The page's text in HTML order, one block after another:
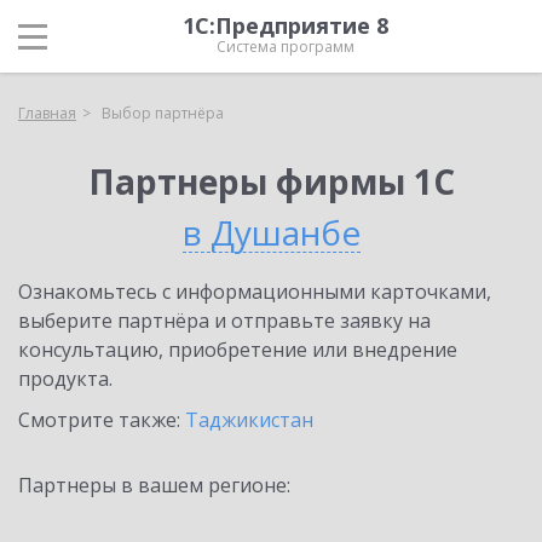
1С:Предприятие 8
Система программ
Главная Выбор партнёра
Партнеры фирмы 1С
в Душанбе
Ознакомьтесь с информационными карточками,
выберите партнёра и отправьте заявку на
консультацию, приобретение или внедрение
продукта.
Смотрите также: Таджикистан
Партнеры в вашем регионе: